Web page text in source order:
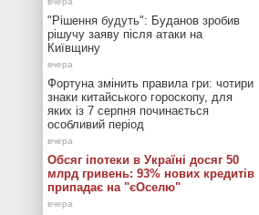
"Рішення будуть": Буданов зробив
рішучу заяву після атаки на
Київщину
Фортуна змінить правила гри: чотири
знаки китайського гороскопу, для
яких із 7 серпня починається
особливий період
Обсяг іпотеки в Україні досяг 50
млрд гривень: 93% нових кредитів
припадає на "єОселю"